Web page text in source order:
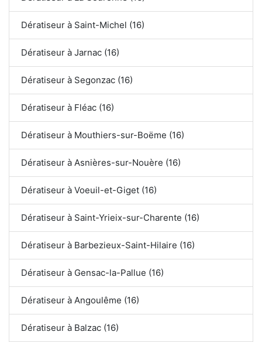
Dératiseur à Saint-Michel (16)
Dératiseur à Jarnac (16)
Dératiseur à Segonzac (16)
Dératiseur à Fléac (16)
Dératiseur à Mouthiers-sur-Boëme (16)
Dératiseur à Asnières-sur-Nouère (16)
Dératiseur à Voeuil-et-Giget (16)
Dératiseur à Saint-Yrieix-sur-Charente (16)
Dératiseur à Barbezieux-Saint-Hilaire (16)
Dératiseur à Gensac-la-Pallue (16)
Dératiseur à Angoulême (16)
Dératiseur à Balzac (16)